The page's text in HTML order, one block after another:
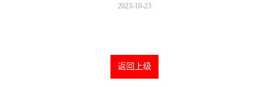
2023-10-23
返回上级